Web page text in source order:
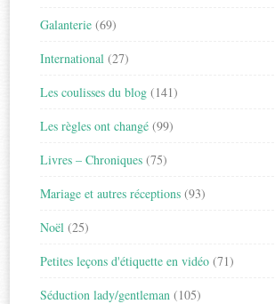
Galanterie (69)
International (27)
Les coulisses du blog (141)
Les règles ont changé (99)
Livres – Chroniques (75)
Mariage et autres réceptions (93)
Noël (25)
Petites leçons d'étiquette en vidéo (71)
Séduction lady/gentleman (105)